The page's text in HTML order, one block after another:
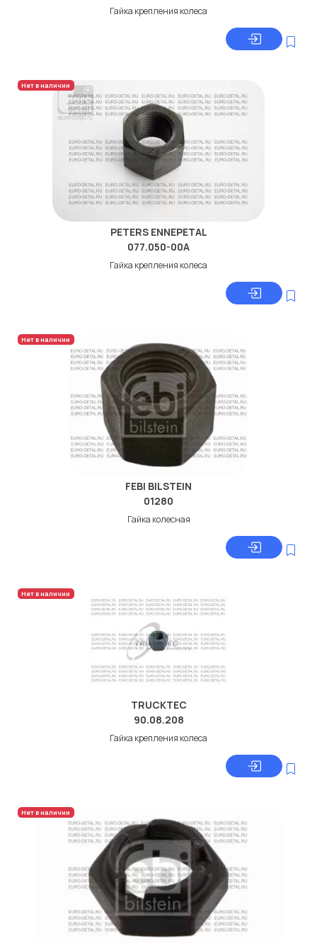
Гайка крепления колеса
Нет в наличии
PETERS ENNEPETAL
077.050-00A
Гайка крепления колеса
Нет в наличии
FEBI BILSTEIN
01280
Гайка колесная
Нет в наличии
TRUCKTEC
90.08.208
Гайка крепления колеса
Нет в наличии